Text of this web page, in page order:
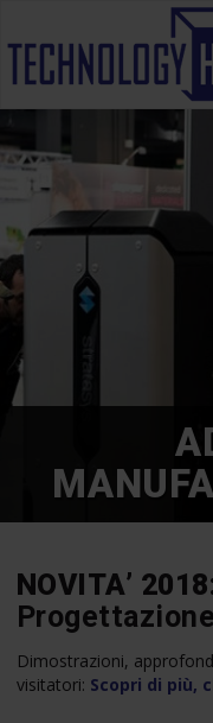
NOVITA’
Dimostrazioni,
visitatori: Scopri di più,